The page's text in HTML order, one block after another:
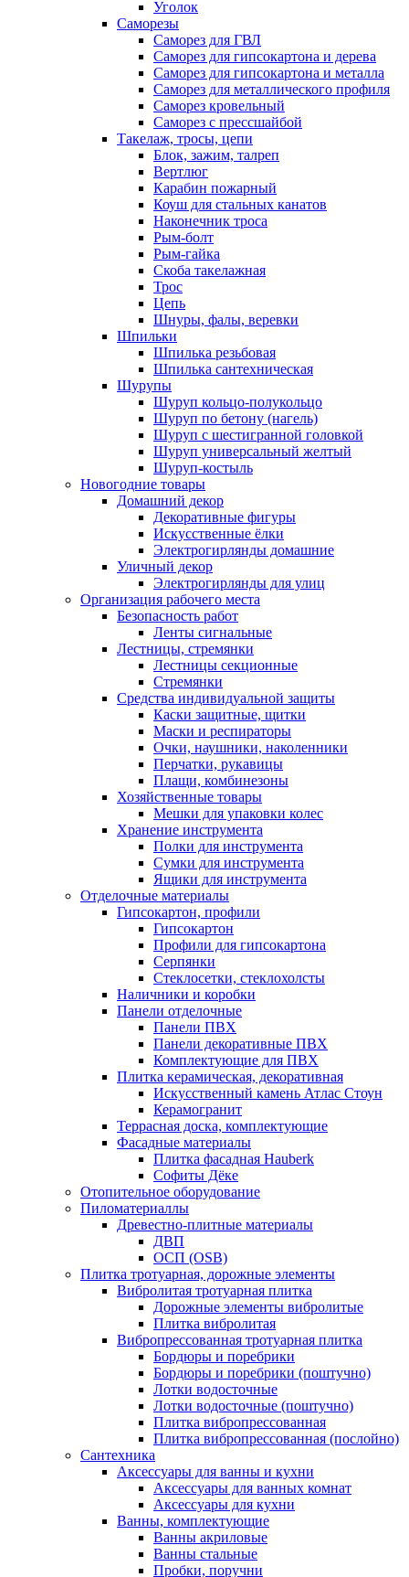
Уголок
Саморезы
Саморез для ГВЛ
Саморез для гипсокартона и дерева
Саморез для гипсокартона и металла
Саморез для металлического профиля
Саморез кровельный
Саморез с прессшайбой
Такелаж, тросы, цепи
Блок, зажим, талреп
Вертлюг
Карабин пожарный
Коуш для стальных канатов
Наконечник троса
Рым-болт
Рым-гайка
Скоба такелажная
Трос
Цепь
Шнуры, фалы, веревки
Шпильки
Шпилька резьбовая
Шпилька сантехническая
Шурупы
Шуруп кольцо-полукольцо
Шуруп по бетону (нагель)
Шуруп с шестигранной головкой
Шуруп универсальный желтый
Шуруп-костыль
Новогодние товары
Домашний декор
Декоративные фигуры
Искусственные ёлки
Электрогирлянды домашние
Уличный декор
Электрогирлянды для улиц
Организация рабочего места
Безопасность работ
Ленты сигнальные
Лестницы, стремянки
Лестницы секционные
Стремянки
Средства индивидуальной защиты
Каски защитные, щитки
Маски и респираторы
Очки, наушники, наколенники
Перчатки, рукавицы
Плащи, комбинезоны
Хозяйственные товары
Мешки для упаковки колес
Хранение инструмента
Полки для инструмента
Сумки для инструмента
Ящики для инструмента
Отделочные материалы
Гипсокартон, профили
Гипсокартон
Профили для гипсокартона
Серпянки
Стеклосетки, стеклохолсты
Наличники и коробки
Панели отделочные
Панели ПВХ
Панели декоративные ПВХ
Комплектующие для ПВХ
Плитка керамическая, декоративная
Искусственный камень Атлас Стоун
Керамогранит
Террасная доска, комплектующие
Фасадные материалы
Плитка фасадная Hauberk
Софиты Дёке
Отопительное оборудование
Пиломатериаллы
Древестно-плитные материалы
ДВП
ОСП (OSB)
Плитка тротуарная, дорожные элементы
Вибролитая тротуарная плитка
Дорожные элементы вибролитые
Плитка вибролитая
Вибропрессованная тротуарная плитка
Бордюры и поребрики
Бордюры и поребрики (поштучно)
Лотки водосточные
Лотки водосточные (поштучно)
Плитка вибропрессованная
Плитка вибропрессованная (послойно)
Сантехника
Аксессуары для ванны и кухни
Аксессуары для ванных комнат
Аксессуары для кухни
Ванны, комплектующие
Ванны акриловые
Ванны стальные
Пробки, поручни